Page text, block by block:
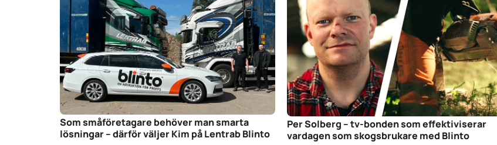
Som småföretagare behöver man smarta
lösningar – därför väljer Kim på Lentrab Blinto
Per Solberg – tv-bonden som effektiviserar
vardagen som skogsbrukare med Blinto